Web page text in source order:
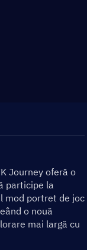
Journey oferă o
participe la
mod portret de joc
o nouă
mai largă cu